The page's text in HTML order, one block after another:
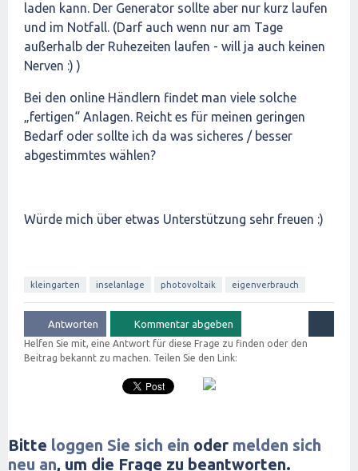
laden kann. Der Generator sollte aber nur kurz laufen
und im Notfall. (Darf auch wenn nur am Tage
außerhalb der Ruhezeiten laufen - will ja auch keinen
Nerven :) )
Bei den online Händlern findet man viele solche
„fertigen“ Anlagen. Reicht es für meinen geringen
Bedarf oder sollte ich da was sicheres / besser
abgestimmtes wählen?
Würde mich über etwas Unterstützung sehr freuen :)
kleingarten inselanlage photovoltaik eigenverbrauch
Helfen Sie mit, eine Antwort für diese Frage zu finden oder den
Beitrag bekannt zu machen. Teilen Sie den Link:
Bitte loggen Sie sich ein oder melden sich
neu an, um die Frage zu beantworten.